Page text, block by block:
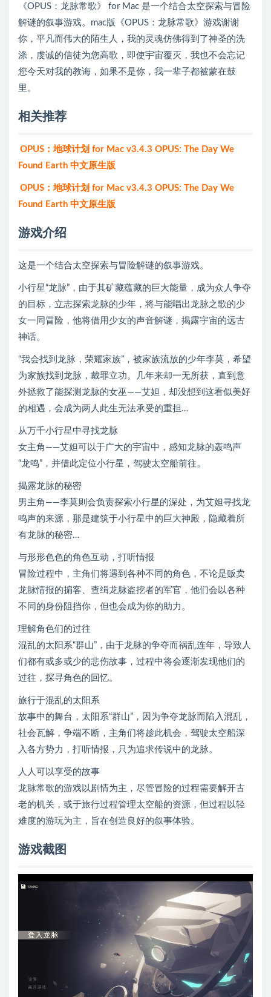
《OPUS：龙脉常歌》 for Mac 是一个结合太空探索与冒险
解谜的叙事游戏。mac版《OPUS：龙脉常歌》游戏谢谢
你，平凡而伟大的陌生人，我的灵魂仿佛得到了神圣的洗
涤，虔诚的信徒为您高歌，即使宇宙覆灭，我也不会忘记
您今天对我的教诲，如果不是你，我一辈子都被蒙在鼓
里。
相关推荐
OPUS：地球计划 for Mac v3.4.3 OPUS: The Day We
Found Earth 中文原生版
OPUS：地球计划 for Mac v3.4.3 OPUS: The Day We
Found Earth 中文原生版
游戏介绍
这是一个结合太空探索与冒险解谜的叙事游戏。
小行星“龙脉”，由于其矿藏蕴藏的巨大能量，成为众人争夺
的目标，立志探索龙脉的少年，将与能唱出龙脉之歌的少
女一同冒险，他将借用少女的声音解谜，揭露宇宙的远古
神话。
“我会找到龙脉，荣耀家族”，被家族流放的少年李莫，希望
为家族找到龙脉，戴罪立功。几年来却一无所获，直到意
外拯救了能探测龙脉的女巫——艾妲，却没想到这看似美好
的相遇，会成为两人此生无法承受的重担…
从万千小行星中寻找龙脉
女主角——艾妲可以于广大的宇宙中，感知龙脉的轰鸣声
“龙鸣”，并借此定位小行星，驾驶太空船前往。
揭露龙脉的秘密
男主角——李莫则会负责探索小行星的深处，为艾妲寻找龙
鸣声的来源，那是建筑于小行星中的巨大神殿，隐藏着所
有龙脉的秘密…
与形形色色的角色互动，打听情报
冒险过程中，主角们将遇到各种不同的角色，不论是贩卖
龙脉情报的掮客、查缉龙脉盗挖者的军官，他们会以各种
不同的身份阻挡你，但也会成为你的助力。
理解角色们的过往
混乱的太阳系“群山”，由于龙脉的争夺而祸乱连年，导致人
们都有或多或少的悲伤故事，过程中将会逐渐发现他们的
过往，探寻角色的回忆。
旅行于混乱的太阳系
故事中的舞台，太阳系“群山”，因为争夺龙脉而陷入混乱，
社会瓦解，争端不断，主角们将趁此机会，驾驶太空船深
入各方势力，打听情报，只为追求传说中的龙脉。
人人可以享受的故事
龙脉常歌的游戏以剧情为主，尽管冒险的过程需要解开古
老的机关，或于旅行过程管理太空船的资源，但过程以轻
难度的游玩为主，旨在创造良好的叙事体验。
游戏截图